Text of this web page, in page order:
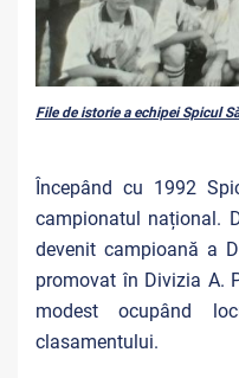
File de istorie a echipei Spicul
Începând cu 1992
campionatul național.
devenit campioană a
promovat în Divizia A.
modest ocupând
clasamentului.